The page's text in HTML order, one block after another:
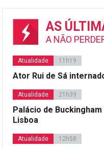
AS
A NÃO
Atualidade 11h19
Ator Rui de Sá
Atualidade 21h39
Palácio de
Lisboa
Atualidade 12h58